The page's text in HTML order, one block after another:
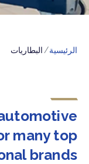
الرئيسية البطاريات
many top
brands